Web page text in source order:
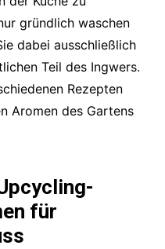
gründlich waschen
dabei ausschließlich
Teil des Ingwers.
Rezepten
Aromen des Gartens
für